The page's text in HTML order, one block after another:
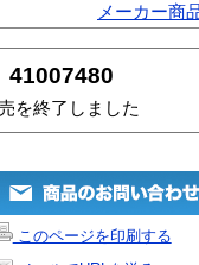
メーカー商
41007480
を終了しました
このページを印刷する